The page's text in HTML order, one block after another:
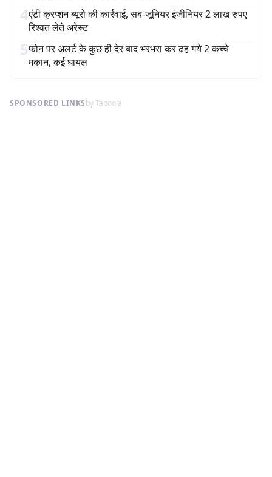
4एंटी क्रप्शन ब्यूरो की कार्रवाई, सब-जूनियर इंजीनियर 2 लाख रुपए
रिश्वत लेते अरेस्ट
5फोन पर अलर्ट के कुछ ही देर बाद भरभरा कर ढह गये 2 कच्चे
मकान, कई घायल
SPONSORED LINKSby Taboola